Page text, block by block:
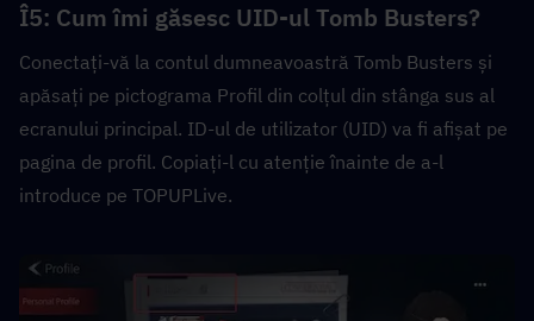
Î5: Cum îmi găsesc UID-ul Tomb Busters?
Conectați-vă la contul dumneavoastră Tomb Busters și
apăsați pe pictograma Profil din colțul din stânga sus al
ecranului principal. ID-ul de utilizator (UID) va fi afișat pe
pagina de profil. Copiați-l cu atenție înainte de a-l
introduce pe TOPUPLive.